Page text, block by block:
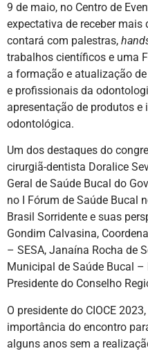
9 de maio, no Centro de
expectativa de receber mais
contará com palestras,
trabalhos científicos e uma
a formação e atualização
e profissionais da
apresentação de produtos
odontológica.
Um dos destaques do
cirurgiã-dentista Doralice
Geral de Saúde Bucal do
no I Fórum de Saúde Bucal
Brasil Sorridente e suas
Gondim Calvasina,
– SESA, Janaína Rocha de
Municipal de Saúde Bucal
Presidente do Conselho
O presidente do CIOCE
importância do encontro
alguns anos sem a